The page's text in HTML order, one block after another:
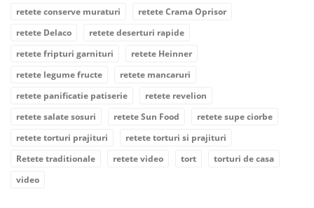
retete conserve muraturi
retete Crama Oprisor
retete Delaco
retete deserturi rapide
retete fripturi garnituri
retete Heinner
retete legume fructe
retete mancaruri
retete panificatie patiserie
retete revelion
retete salate sosuri
retete Sun Food
retete supe ciorbe
retete torturi prajituri
retete torturi si prajituri
Retete traditionale
retete video tort
torturi de casa
video